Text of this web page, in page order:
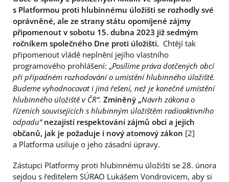
s Platformou proti hlubinnému úložišti se rozhodly své
oprávněné, ale ze strany státu opomíjené zájmy
připomenout v sobotu 15. dubna 2023 již sedmým
ročníkem společného Dne proti úložišti. Chtějí tak
připomenout vládě neplnění jejího vlastního
programového prohlášení: „Posílíme práva dotčených obcí
při případném rozhodování o umístění hlubinného úložiště.
Budeme vyhodnocovat i jiná řešení, než je konečné umístění
hlubinného úložiště v ČR“. Zmíněný „Návrh zákona o
řízeních souvisejících s hlubinným úložištěm radioaktivního
odpadu“nezajistí respektování zájmů obcí a jejich
občanů, jak je požaduje i nový atomový zákon [2]
a Platforma usiluje o jeho zásadní úpravy.
Zástupci Platformy proti hlubinnému úložišti se 28. února
sejdou s ředitelem SÚRAO Lukášem Vondrovicem, aby si